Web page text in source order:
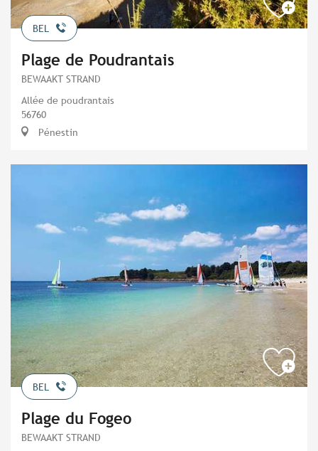
BEL
Plage de Poudrantais
BEWAAKT STRAND
Allée de poudrantais
56760
Pénestin
BEL
Plage du Fogeo
BEWAAKT STRAND